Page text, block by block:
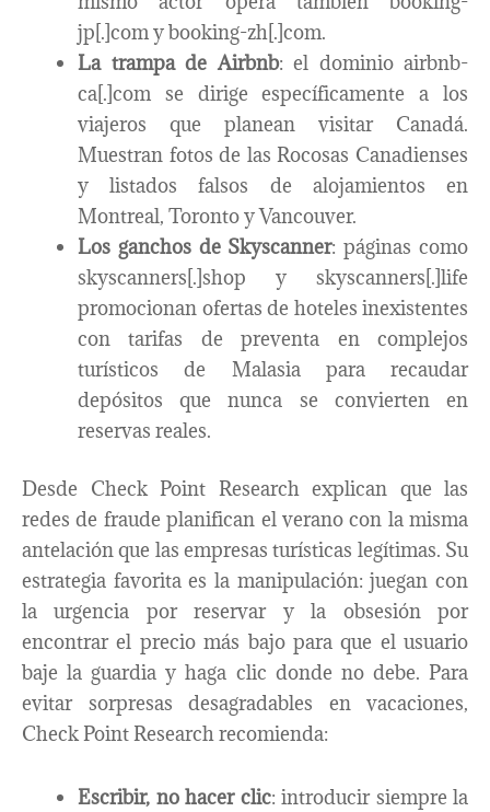
jp[.]com y booking-zh[.]com.
La trampa de Airbnb: el dominio airbnb-
ca[.]com se dirige específicamente a los
viajeros que planean visitar Canadá.
Muestran fotos de las Rocosas Canadienses
y listados falsos de alojamientos en
Montreal, Toronto y Vancouver.
Los ganchos de Skyscanner: páginas como
skyscanners[.]shop y skyscanners[.]life
promocionan ofertas de hoteles inexistentes
con tarifas de preventa en complejos
turísticos de Malasia para recaudar
depósitos que nunca se convierten en
reservas reales.
Desde Check Point Research explican que las
redes de fraude planifican el verano con la misma
antelación que las empresas turísticas legítimas. Su
estrategia favorita es la manipulación: juegan con
la urgencia por reservar y la obsesión por
encontrar el precio más bajo para que el usuario
baje la guardia y haga clic donde no debe. Para
evitar sorpresas desagradables en vacaciones,
Check Point Research recomienda:
Escribir, no hacer clic: introducir siempre la